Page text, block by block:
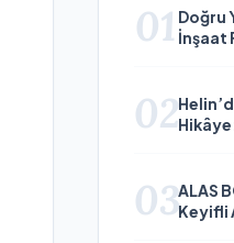
01 Doğru
İnşaat
02
03ALAS
Keyifli